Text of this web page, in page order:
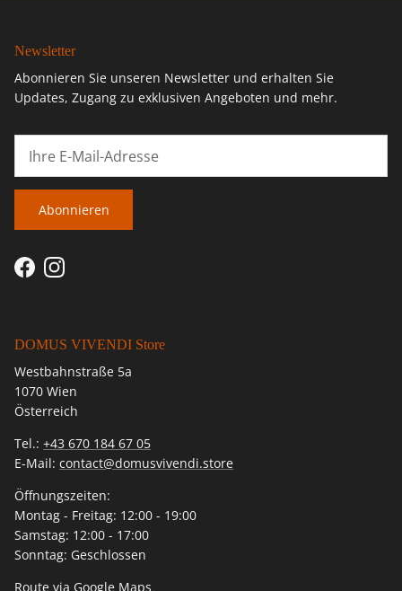
Newsletter
Abonnieren Sie unseren Newsletter und erhalten Sie
Updates, Zugang zu exklusiven Angeboten und mehr.
Abonnieren
FacebookInstagram
DOMUS VIVENDI Store
Westbahnstraße 5a
1070 Wien
Österreich
Tel.: +43 670 184 67 05
E-Mail: contact@domusvivendi.store
Öffnungszeiten:
Montag - Freitag: 12:00 - 19:00
Samstag: 12:00 - 17:00
Sonntag: Geschlossen
Route via Google Maps